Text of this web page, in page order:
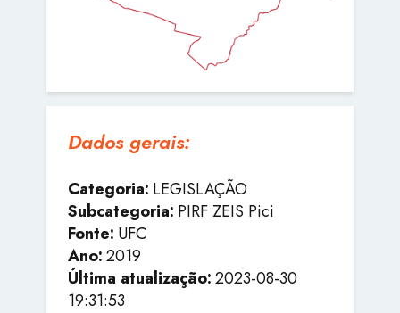
Dados gerais:
Categoria: LEGISLAÇÃO
Subcategoria: PIRF ZEIS Pici
Fonte: UFC
Ano:2019
Última atualização:2023-08-30
19:31:53